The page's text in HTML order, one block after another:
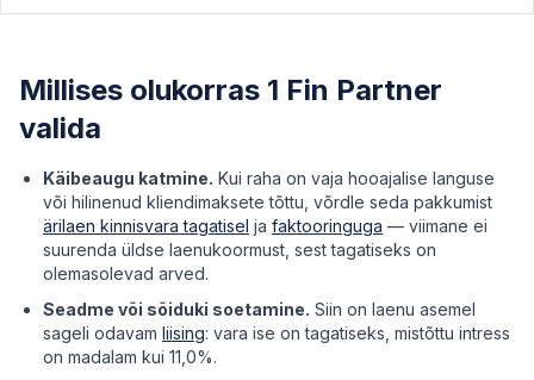
Millises olukorras 1 Fin Partner
valida
Käibeaugu katmine. Kui raha on vaja hooajalise languse
või hilinenud kliendimaksete tõttu, võrdle seda pakkumist
ärilaen kinnisvara tagatisel ja faktooringuga — viimane ei
suurenda üldse laenukoormust, sest tagatiseks on
olemasolevad arved.
Seadme või sõiduki soetamine. Siin on laenu asemel
sageli odavam liising: vara ise on tagatiseks, mistõttu intress
on madalam kui 11,0%.